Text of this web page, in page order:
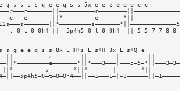
q s s s s q e e q s s 5x e e e e e e e e
q e e q s s 8x E H+s E s+H 3x E s+Q e